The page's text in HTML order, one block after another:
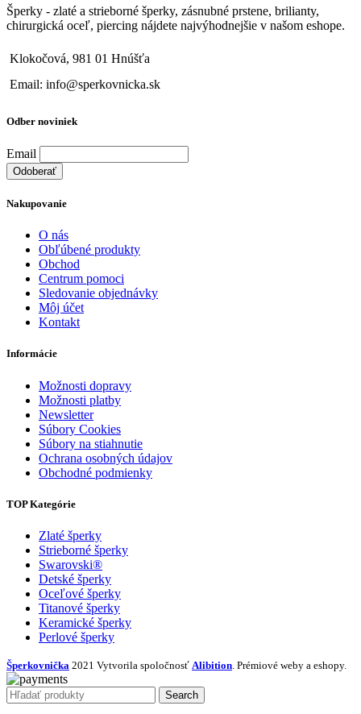
Šperky - zlaté a strieborné šperky, zásnubné prstene, brilianty,
chirurgická oceľ, piercing nájdete najvýhodnejšie v našom eshope.
Klokočová, 981 01 Hnúšťa
Email: info@sperkovnicka.sk
Odber noviniek
Email
Nakupovanie
O nás
Obľúbené produkty
Obchod
Centrum pomoci
Sledovanie objednávky
Môj účet
Kontakt
Informácie
Možnosti dopravy
Možnosti platby
Newsletter
Súbory Cookies
Súbory na stiahnutie
Ochrana osobných údajov
Obchodné podmienky
TOP Kategórie
Zlaté šperky
Strieborné šperky
Swarovski®
Detské šperky
Oceľové šperky
Titanové šperky
Keramické šperky
Perlové šperky
Šperkovnička 2021 Vytvorila spoločnosť Alibition . Prémiové weby a eshopy.
Search